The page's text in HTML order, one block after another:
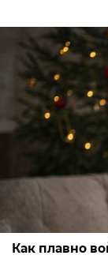
Как плавно